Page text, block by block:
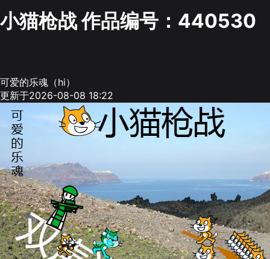
小猫枪战作品编号：440530
可爱的乐魂（hi）
更新于2026-08-08 18:22